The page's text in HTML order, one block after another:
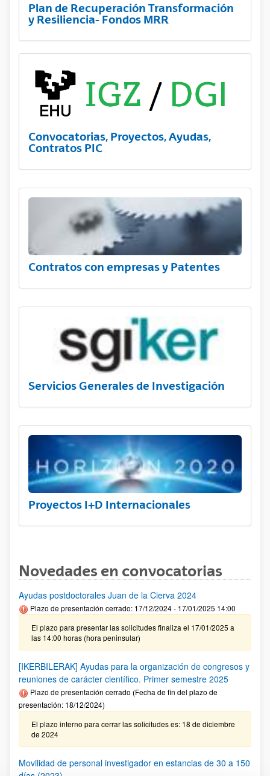
Plan de Recuperación Transformación
y Resiliencia- Fondos MRR
Convocatorias, Proyectos, Ayudas,
Contratos PIC
Contratos con empresas y Patentes
Servicios Generales de Investigación
Proyectos I+D Internacionales
Novedades en convocatorias
Ayudas postdoctorales Juan de la Cierva 2024
Plazo de presentación cerrado: 17/12/2024 - 17/01/2025 14:00
El plazo para presentar las solicitudes finaliza el 17/01/2025 a
las 14:00 horas (hora peninsular)
[IKERBILERAK] Ayudas para la organización de congresos y
reuniones de carácter científico. Primer semestre 2025
Plazo de presentación cerrado (Fecha de fin del plazo de
presentación: 18/12/2024)
El plazo interno para cerrar las solicitudes es: 18 de diciembre
de 2024
Movilidad de personal investigador en estancias de 30 a 150